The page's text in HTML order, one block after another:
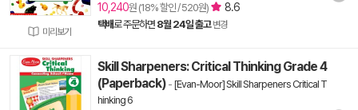
미리보기
10,240원 (18% 할인 / 520원) 8.6
택배로 주문하면 8월 24일 출고 변경
Skill Sharpeners: Critical Thinking Grade 4
(Paperback) - [Evan-Moor] Skill Sharpeners Critical T
hinking 6